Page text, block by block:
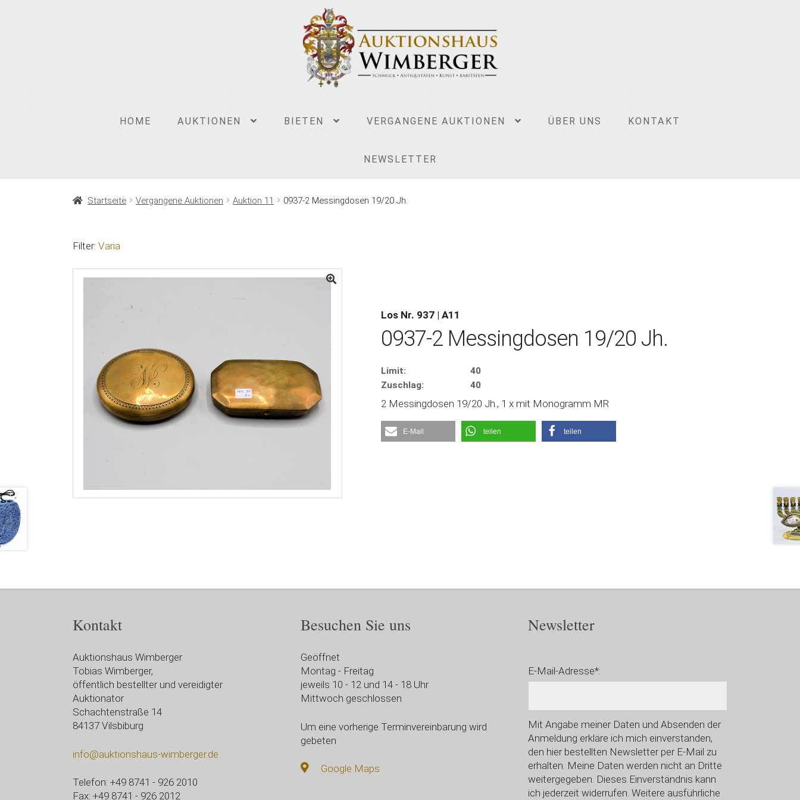
HOME AUKTIONEN BIETEN VERGANGENE AUKTIONEN ÜBER UNS KONTAKT
NEWSLETTER
Startseite Vergangene Auktionen Auktion 11 0937-2 Messingdosen 19/20 Jh.
Filter: Varia
Los Nr. 937 | A11
0937-2 Messingdosen 19/20 Jh.
Limit:
40
Zuschlag:
40
2 Messingdosen 19/20 Jh., 1 x mit Monogramm MR
E-Mail teilen teilen
Kontakt
Auktionshaus Wimberger
Tobias Wimberger,
öffentlich bestellter und vereidigter
Auktionator
Schachtenstraße 14
84137 Vilsbiburg
info@auktionshaus-wimberger.de
Telefon: +49 8741 - 926 2010
Fax: +49 8741 - 926 2012
Besuchen Sie uns
Geöffnet
Montag - Freitag
jeweils 10 - 12 und 14 - 18 Uhr
Mittwoch geschlossen
Um eine vorherige Terminvereinbarung wird
gebeten
Google Maps
Newsletter
E-Mail-Adresse*:
Mit Angabe meiner Daten und Absenden der
Anmeldung erkläre ich mich einverstanden,
den hier bestellten Newsletter per E-Mail zu
erhalten. Meine Daten werden nicht an Dritte
weitergegeben. Dieses Einverständnis kann
ich jederzeit widerrufen. Weitere ausführliche